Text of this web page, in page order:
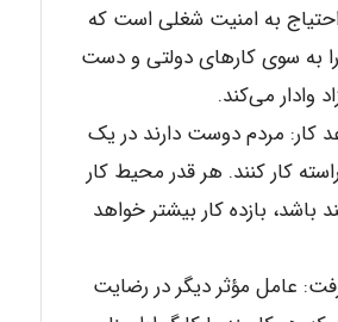
به امنیت شغلی است که
به سوی کارهای دولتی و دست
وادار می‌کند.
کار: مردم دوست دارند در یک
کار کنند. هر قدر محیط کار
باشد، بازده کار بیشتر خواهد
عامل مؤثر دیگر در رضایت